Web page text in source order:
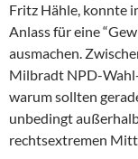
Fritz Hähle, konnte
Anlass für eine
ausmachen.
Milbradt NPD-
warum sollten
unbedingt
rechtsextremen